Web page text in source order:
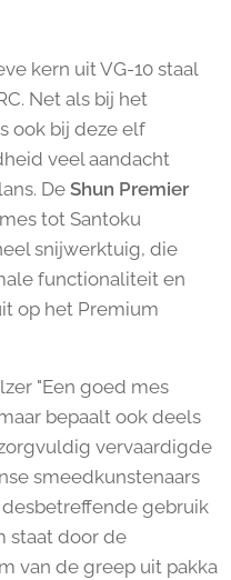
kern uit VG-10 staal
Net als bij het
ook bij deze elf
veel aandacht
De Shun Premier
tot Santoku
snijwerktuig, die
functionaliteit en
op het Premium
"Een goed mes
bepaalt ook deels
vervaardigde
smeedkunstenaars
gebruik
staat door de
van de greep uit pakka